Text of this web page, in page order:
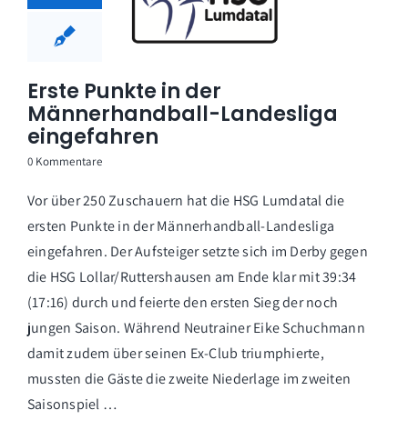
Erste Punkte in der
Männerhandball-Landesliga
eingefahren
0 Kommentare
Vor über 250 Zuschauern hat die HSG Lumdatal die
ersten Punkte in der Männerhandball-Landesliga
eingefahren. Der Aufsteiger setzte sich im Derby gegen
die HSG Lollar/Ruttershausen am Ende klar mit 39:34
(17:16) durch und feierte den ersten Sieg der noch
jungen Saison. Während Neutrainer Eike Schuchmann
damit zudem über seinen Ex-Club triumphierte,
mussten die Gäste die zweite Niederlage im zweiten
Saisonspiel …